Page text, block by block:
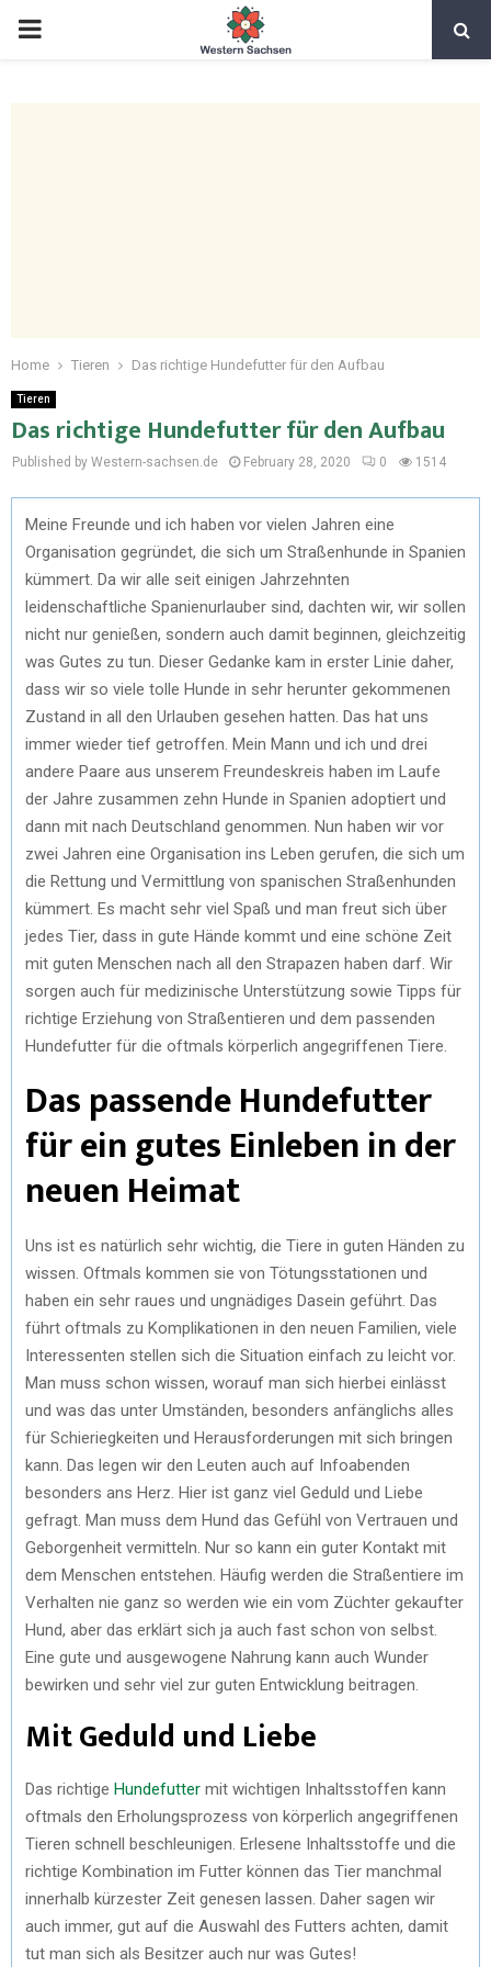
Home Tieren Das richtige Hundefutter für den Aufbau
Tieren
Das richtige Hundefutter für den Aufbau
Published by Western-sachsen.de February 28, 2020 0 1514
Meine Freunde und ich haben vor vielen Jahren eine
Organisation gegründet, die sich um Straßenhunde in Spanien
kümmert. Da wir alle seit einigen Jahrzehnten
leidenschaftliche Spanienurlauber sind, dachten wir, wir sollen
nicht nur genießen, sondern auch damit beginnen, gleichzeitig
was Gutes zu tun. Dieser Gedanke kam in erster Linie daher,
dass wir so viele tolle Hunde in sehr herunter gekommenen
Zustand in all den Urlauben gesehen hatten. Das hat uns
immer wieder tief getroffen. Mein Mann und ich und drei
andere Paare aus unserem Freundeskreis haben im Laufe
der Jahre zusammen zehn Hunde in Spanien adoptiert und
dann mit nach Deutschland genommen. Nun haben wir vor
zwei Jahren eine Organisation ins Leben gerufen, die sich um
die Rettung und Vermittlung von spanischen Straßenhunden
kümmert. Es macht sehr viel Spaß und man freut sich über
jedes Tier, dass in gute Hände kommt und eine schöne Zeit
mit guten Menschen nach all den Strapazen haben darf. Wir
sorgen auch für medizinische Unterstützung sowie Tipps für
richtige Erziehung von Straßentieren und dem passenden
Hundefutter für die oftmals körperlich angegriffenen Tiere.
Das passende Hundefutter
für ein gutes Einleben in der
neuen Heimat
Uns ist es natürlich sehr wichtig, die Tiere in guten Händen zu
wissen. Oftmals kommen sie von Tötungsstationen und
haben ein sehr raues und ungnädiges Dasein geführt. Das
führt oftmals zu Komplikationen in den neuen Familien, viele
Interessenten stellen sich die Situation einfach zu leicht vor.
Man muss schon wissen, worauf man sich hierbei einlässt
und was das unter Umständen, besonders anfänglichs alles
für Schieriegkeiten und Herausforderungen mit sich bringen
kann. Das legen wir den Leuten auch auf Infoabenden
besonders ans Herz. Hier ist ganz viel Geduld und Liebe
gefragt. Man muss dem Hund das Gefühl von Vertrauen und
Geborgenheit vermitteln. Nur so kann ein guter Kontakt mit
dem Menschen entstehen. Häufig werden die Straßentiere im
Verhalten nie ganz so werden wie ein vom Züchter gekaufter
Hund, aber das erklärt sich ja auch fast schon von selbst.
Eine gute und ausgewogene Nahrung kann auch Wunder
bewirken und sehr viel zur guten Entwicklung beitragen.
Mit Geduld und Liebe
Das richtige Hundefutter mit wichtigen Inhaltsstoffen kann
oftmals den Erholungsprozess von körperlich angegriffenen
Tieren schnell beschleunigen. Erlesene Inhaltsstoffe und die
richtige Kombination im Futter können das Tier manchmal
innerhalb kürzester Zeit genesen lassen. Daher sagen wir
auch immer, gut auf die Auswahl des Futters achten, damit
tut man sich als Besitzer auch nur was Gutes!